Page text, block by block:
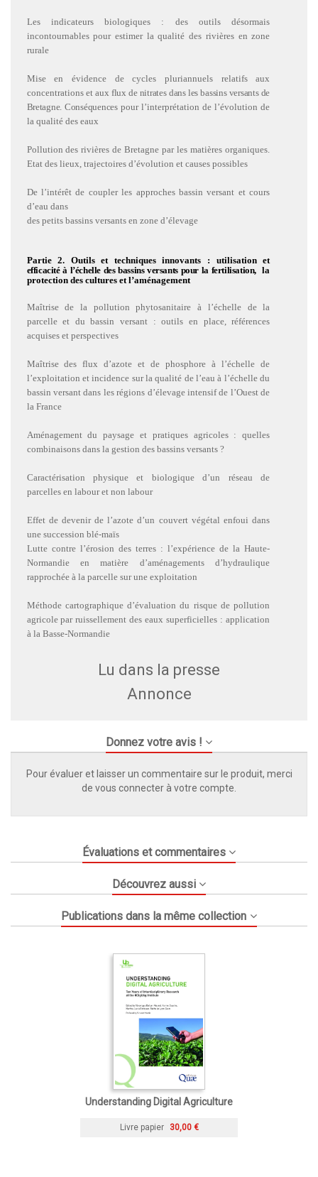
Les indicateurs biologiques : des outils désormais
incontournables pour estimer la qualité des rivières en zone
rurale
Mise en évidence de cycles pluriannuels relatifs aux
concentrations etaux flux de nitrates dans les bassins versants de
Bretagne. Conséquences pour l’interprétation de l’évolution de
la qualité des eaux
Pollution des rivières de Bretagne par les matières organiques.
Etat des lieux, trajectoires d’évolution et causes possibles
De l’intérêt de coupler les approches bassin versant et cours
d’eau dans
des petits bassins versants en zone d’élevage
Partie 2. Outils et techniques innovants : utilisation et
efficacité à l’échelle des bassins versants pour la fertilisation, la
protection des cultures et l’aménagement
Maîtrise de la pollution phytosanitaire à l’échelle de la
parcelle et du bassin versant : outils en place, références
acquises et perspectives
Maîtrise des flux d’azote et de phosphore à l’échelle de
l’exploitation et incidence sur la qualité de l’eau à l’échelle du
bassin versant dans les régions d’élevage intensif de l’Ouest de
la France
Aménagement du paysage et pratiques agricoles : quelles
combinaisons dans la gestion des bassins versants ?
Caractérisation physique et biologique d’un réseau de
parcelles en labour et non labour
Effet de devenir de l’azote d’un couvert végétal enfoui dans
une succession blé-maïs
Lutte contre l’érosion des terres : l’expérience de la Haute-
Normandie en matière d’aménagements d’hydraulique
rapprochée à la parcelle sur une exploitation
Méthode cartographique d’évaluation du risque de pollution
agricole par ruissellement des eaux superficielles : application
à la Basse-Normandie
Lu dans la presse
Annonce
Donnez votre avis !
Pour évaluer et laisser un commentaire sur le produit, merci
de vous connecter à votre compte.
Évaluations et commentaires
Découvrez aussi
Publications dans la même collection
Understanding Digital Agriculture
Livre papier 30,00 €